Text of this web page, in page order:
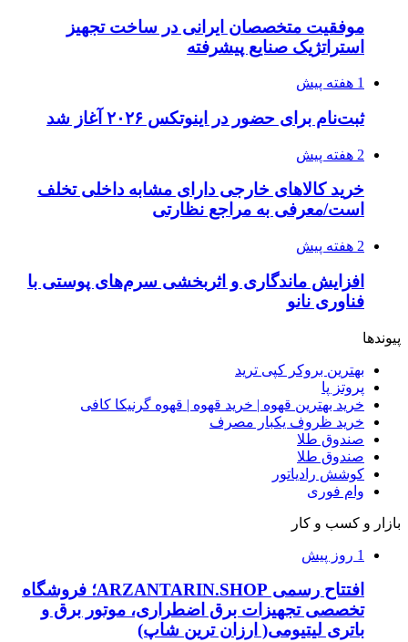
موفقیت متخصصان ایرانی در ساخت تجهیز
استراتژیک صنایع پیشرفته
1 هفته پیش
ثبت‌نام برای حضور در اینوتکس ۲۰۲۶ آغاز شد
2 هفته پیش
خرید کالاهای خارجی دارای مشابه داخلی تخلف
است/معرفی به مراجع نظارتی
2 هفته پیش
افزایش ماندگاری و اثربخشی سرم‌های پوستی با
فناوری نانو
پیوندها
بهترین بروکر کپی ترید
پروتز پا
خرید بهترین قهوه | خرید قهوه | قهوه گرنیکا کافی
خرید ظروف یکبار مصرف
صندوق طلا
صندوق طلا
کوشش رادیاتور
وام فوری
بازار و کسب و کار
1 روز پیش
افتتاح رسمی ARZANTARIN.SHOP؛ فروشگاه
تخصصی تجهیزات برق اضطراری، موتور برق و
باتری لیتیومی( ارزان ترین شاپ)